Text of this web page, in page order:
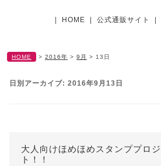
HOME 公式通販サイト
HOME > 2016年 > 9月 > 13日
日別アーカイブ: 2016年9月13日
大人向けほめほめスタンププロ
ト！！